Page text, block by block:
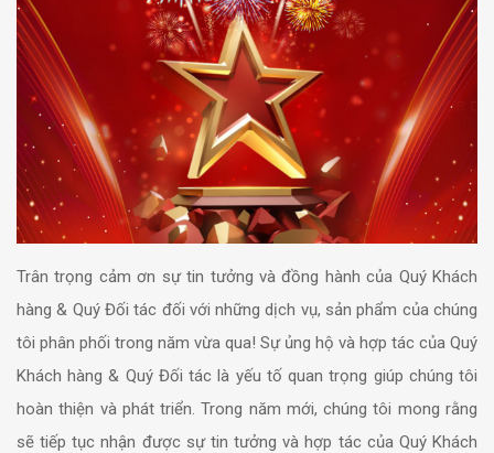
Trân trọng cảm ơn sự tin tưởng và đồng hành của Quý Khách
hàng & Quý Đối tác đối với những dịch vụ, sản phẩm của chúng
tôi phân phối trong năm vừa qua! Sự ủng hộ và hợp tác của Quý
Khách hàng & Quý Đối tác là yếu tố quan trọng giúp chúng tôi
hoàn thiện và phát triển. Trong năm mới, chúng tôi mong rằng
sẽ tiếp tục nhận được sự tin tưởng và hợp tác của Quý Khách